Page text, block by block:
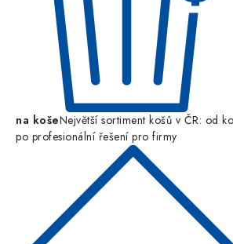
na košeNejvětší sortiment košů v ČR: od
po profesionální řešení pro firmy